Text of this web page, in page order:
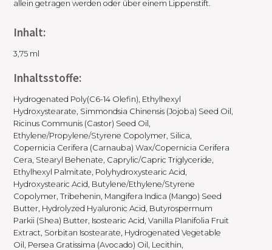
allein getragen werden oder über einem Lippenstift.
Inhalt:
3,75 ml
Inhaltsstoffe:
Hydrogenated Poly(C6-14 Olefin), Ethylhexyl
Hydroxystearate, Simmondsia Chinensis (Jojoba) Seed Oil,
Ricinus Communis (Castor) Seed Oil,
Ethylene/Propylene/Styrene Copolymer, Silica,
Copernicia Cerifera (Carnauba) Wax/Copernicia Cerifera
Cera, Stearyl Behenate, Caprylic/Capric Triglyceride,
Ethylhexyl Palmitate, Polyhydroxystearic Acid,
Hydroxystearic Acid, Butylene/Ethylene/Styrene
Copolymer, Tribehenin, Mangifera Indica (Mango) Seed
Butter, Hydrolyzed Hyaluronic Acid, Butyrospermum
Parkii (Shea) Butter, Isostearic Acid, Vanilla Planifolia Fruit
Extract, Sorbitan Isostearate, Hydrogenated Vegetable
Oil, Persea Gratissima (Avocado) Oil, Lecithin,